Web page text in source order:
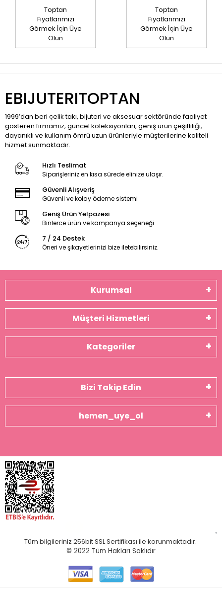
Toptan
Fiyatlarımızı
Görmek İçin Üye
Olun
Toptan
Fiyatlarımızı
Görmek İçin Üye
Olun
EBIJUTERITOPTAN
1999’dan beri çelik takı, bijuteri ve aksesuar sektöründe faaliyet
gösteren firmamız; güncel koleksiyonları, geniş ürün çeşitliliği,
dayanıklı ve kullanım ömrü uzun ürünleriyle müşterilerine kaliteli
hizmet sunmaktadır.
Hızlı Teslimat
Siparişleriniz en kısa sürede elinize ulaşır.
Güvenli Alışveriş
Güvenli ve kolay ödeme sistemi
Geniş Ürün Yelpazesi
Binlerce ürün ve kampanya seçeneği
7 / 24 Destek
Öneri ve şikayetlerinizi bize iletebilirsiniz.
Kurumsal
Müşteri Hizmetleri
Kategoriler
Bizi Takip Edin
hemen_uye_ol
Tüm bilgileriniz 256bit SSL Sertifikası ile korunmaktadır.
© 2022 Tüm Hakları Saklıdır